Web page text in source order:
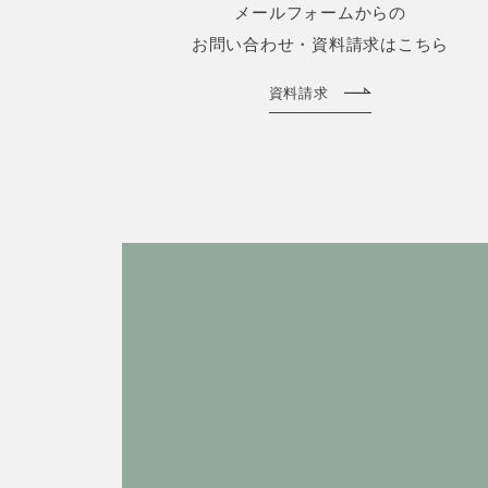
メールフォームからの
お問い合わせ・資料請求はこちら
資料請求